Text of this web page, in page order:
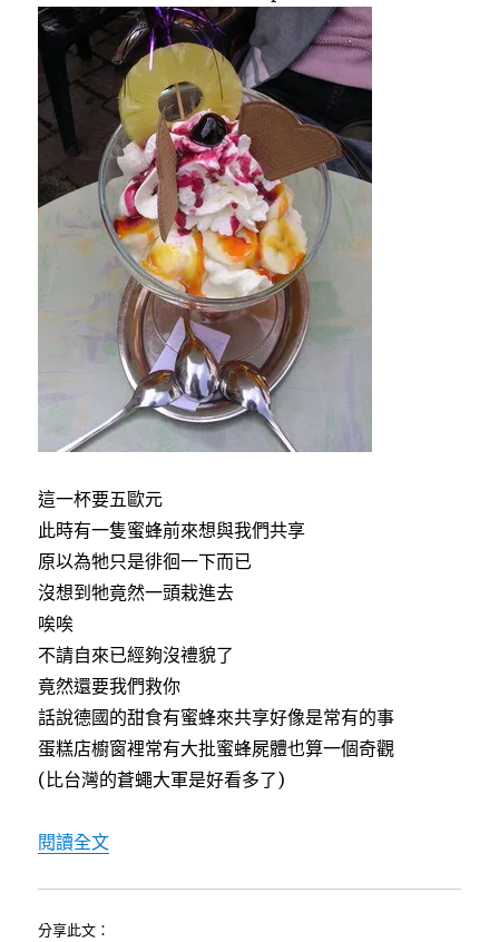
這一杯要五歐元
此時有一隻蜜蜂前來想與我們共享
原以為牠只是徘徊一下而已
沒想到牠竟然一頭栽進去
唉唉
不請自來已經夠沒禮貌了
竟然還要我們救你
話說德國的甜食有蜜蜂來共享好像是常有的事
蛋糕店櫥窗裡常有大批蜜蜂屍體也算一個奇觀
(比台灣的蒼蠅大軍是好看多了)
閱讀全文〈[德南維也納自助行]8/11國王湖〉
分享此文：